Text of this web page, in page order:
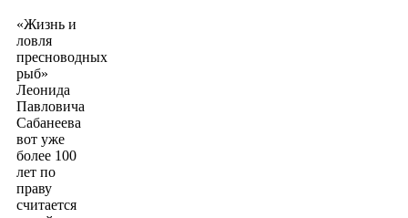
«Жизнь и
ловля
пресноводных
рыб»
Леонида
Павловича
Сабанеева
вот уже
более 100
лет по
праву
считается